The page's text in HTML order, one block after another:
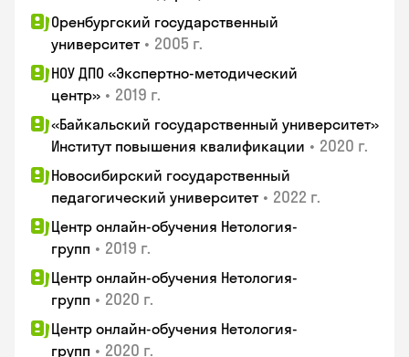
Оренбургский государственный
университет • 2005 г.
НОУ ДПО «Экспертно-методический
центр» • 2019 г.
«Байкальский государственный университет»
Институт повышения квалификации • 2020 г.
Новосибирский государственный
педагогический университет • 2022 г.
Центр онлайн-обучения Нетология-
групп • 2019 г.
Центр онлайн-обучения Нетология-
групп • 2020 г.
Центр онлайн-обучения Нетология-
групп • 2020 г.